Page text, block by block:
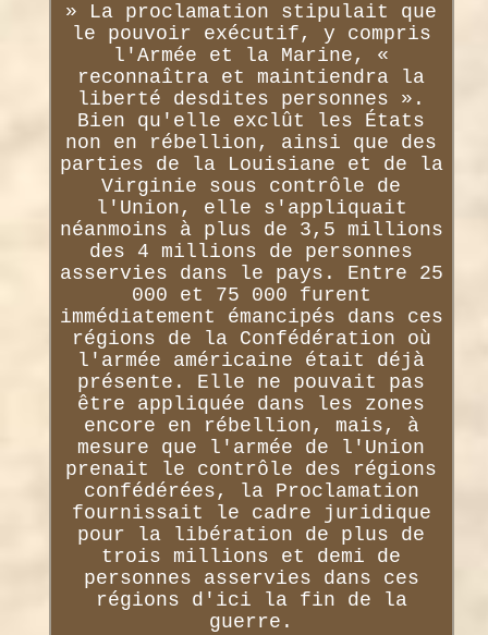
» La proclamation stipulait que
le pouvoir exécutif, y compris
l'Armée et la Marine, «
reconnaîtra et maintiendra la
liberté desdites personnes ».
Bien qu'elle exclût les États
non en rébellion, ainsi que des
parties de la Louisiane et de la
Virginie sous contrôle de
l'Union, elle s'appliquait
néanmoins à plus de 3,5 millions
des 4 millions de personnes
asservies dans le pays. Entre 25
000 et 75 000 furent
immédiatement émancipés dans ces
régions de la Confédération où
l'armée américaine était déjà
présente. Elle ne pouvait pas
être appliquée dans les zones
encore en rébellion, mais, à
mesure que l'armée de l'Union
prenait le contrôle des régions
confédérées, la Proclamation
fournissait le cadre juridique
pour la libération de plus de
trois millions et demi de
personnes asservies dans ces
régions d'ici la fin de la
guerre.